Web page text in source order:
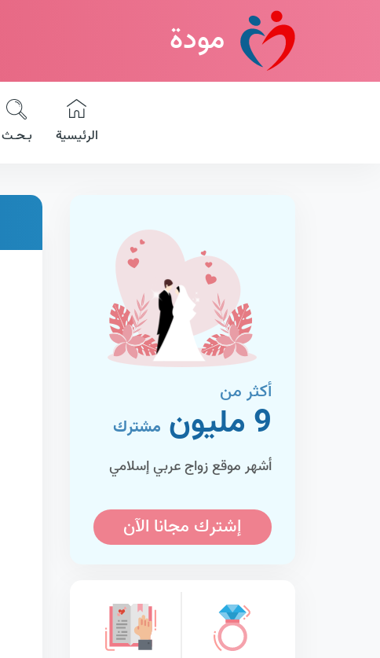
مودة
الرئيسية بـحـث
أكثر من
9 مليون مشترك
أشهر موقع زواج عربي إسلامي
إشترك مجانا الآن